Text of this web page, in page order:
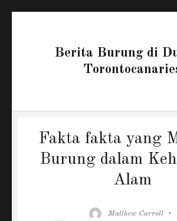
Berita Burung di
Fakta fakta yang
Burung dalam
Alam
Author
Matthew Carroll